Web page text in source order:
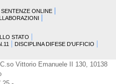
SENTENZE ONLINE
STATO
DISCIPLINA DIFESE D'UFFICIO
Vittorio Emanuele II 130, 10138